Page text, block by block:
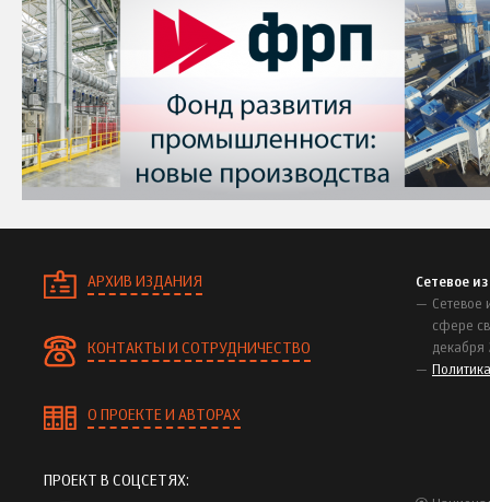
АРХИВ ИЗДАНИЯ
КОНТАКТЫ И СОТРУДНИЧЕСТВО
О ПРОЕКТЕ И АВТОРАХ
Сетевое
Сетевое
сфере
декабря
ПРОЕКТ В СОЦСЕТЯХ: